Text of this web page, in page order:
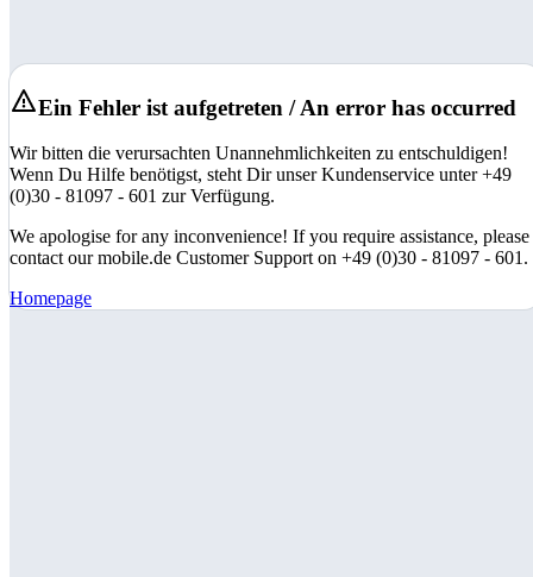
Ein Fehler ist aufgetreten / An error has occurred
Wir bitten die verursachten Unannehmlichkeiten zu entschuldigen!
Wenn Du Hilfe benötigst, steht Dir unser Kundenservice unter +49
(0)30 - 81097 - 601 zur Verfügung.
We apologise for any inconvenience! If you require assistance, please
contact our mobile.de Customer Support on +49 (0)30 - 81097 - 601.
Homepage